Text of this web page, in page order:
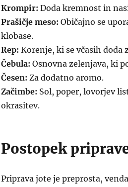
Krompir: Doda kremnost in
Prašičje meso: Običajno se
klobase.
Rep: Korenje, ki se včasih doda
Čebula: Osnovna zelenjava, ki
Česen: Za dodatno aromo.
Začimbe: Sol, poper, lovorjev
okrasitev.
Postopek
Priprava jote je preprosta,